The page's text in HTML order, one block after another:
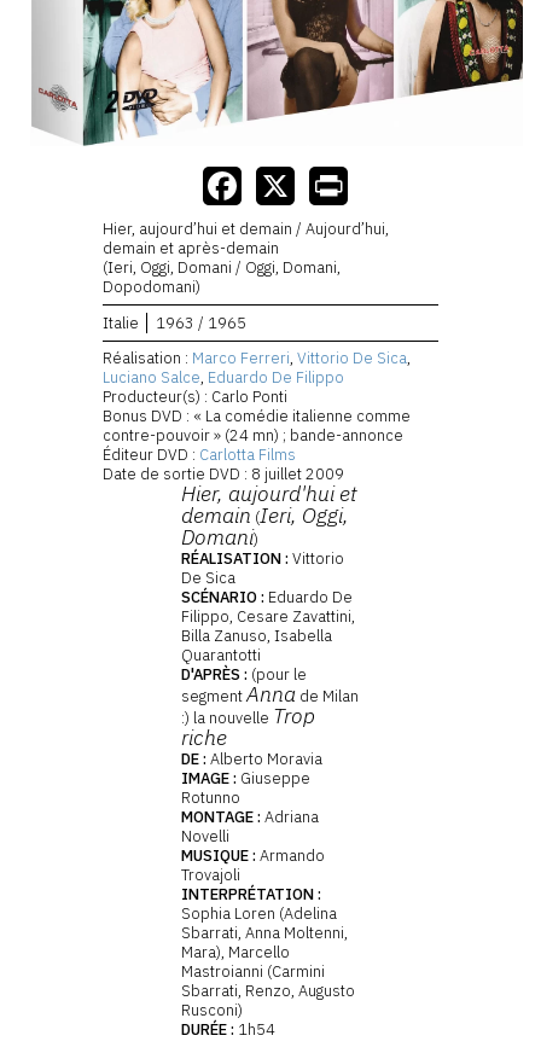
Hier, aujourd’hui et demain / Aujourd’hui,
demain et après-demain
(Ieri, Oggi, Domani / Oggi, Domani,
Dopodomani)
Italie
1963 / 1965
Réalisation : Marco Ferreri, Vittorio De Sica,
Luciano Salce, Eduardo De Filippo
Producteur(s) : Carlo Ponti
Bonus DVD : « La comédie italienne comme
contre-pouvoir » (24 mn) ; bande-annonce
Éditeur DVD : Carlotta Films
Date de sortie DVD : 8 juillet 2009
Hier, aujourd'hui et
demain (Ieri, Oggi,
Domani)
RÉALISATION : Vittorio
De Sica
SCÉNARIO : Eduardo De
Filippo, Cesare Zavattini,
Billa Zanuso, Isabella
Quarantotti
D'APRÈS : (pour le
segmentAnna de Milan
:) la nouvelle Trop
riche
DE : Alberto Moravia
IMAGE : Giuseppe
Rotunno
MONTAGE : Adriana
Novelli
MUSIQUE : Armando
Trovajoli
INTERPRÉTATION :
Sophia Loren (Adelina
Sbarrati, Anna Moltenni,
Mara), Marcello
Mastroianni (Carmini
Sbarrati, Renzo, Augusto
Rusconi)
DURÉE : 1h54